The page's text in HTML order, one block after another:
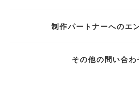
制作パートナーへのエ
その他の問い合わ